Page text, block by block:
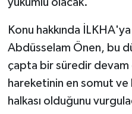
Konu hakkında
Abdüsselam Önen, bu
çapta bir süredir devam
hareketinin en somut ve
halkası olduğunu